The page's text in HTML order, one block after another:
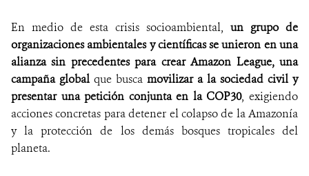
En medio de esta crisis socioambiental, un grupo de
organizaciones ambientales y científicas se unieron en una
alianza sin precedentes para crear Amazon League, una
campaña global que busca movilizar a la sociedad civil y
presentar una petición conjunta en la COP30, exigiendo
acciones concretas para detener el colapso de la Amazonía
y la protección de los demás bosques tropicales del
planeta.